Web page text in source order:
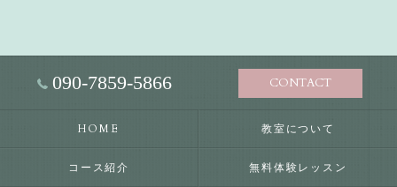
090-7859-5866 CONTACT
HOME 教室について
コース紹介 無料体験レッスン